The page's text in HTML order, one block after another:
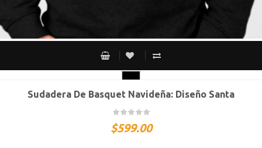
CH M G XG XXG
Sudadera De Basquet Navideña: Diseño Santa
$599.00